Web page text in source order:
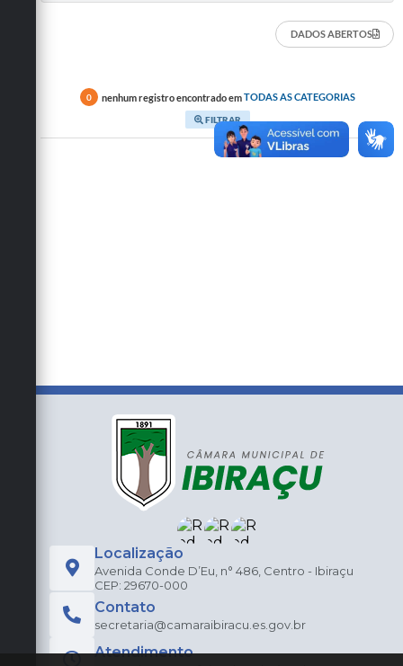
DADOS ABERTOS
0 nenhum registro encontrado emTODAS AS CATEGORIAS
FILTRAR
Localização
Avenida Conde D’Eu, n° 486, Centro - Ibiraçu
CEP: 29670-000
Contato
secretaria@camaraibiracu.es.gov.br
Atendimento